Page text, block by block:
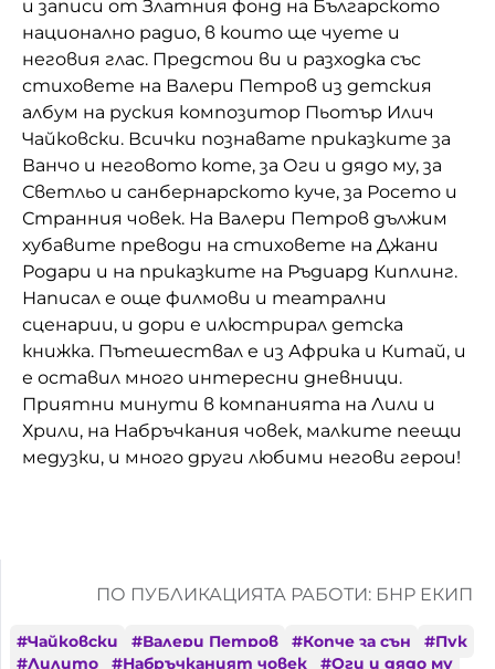
Домашен любимец
Питаме Ви
До ре ми
и записи от Златния фонд на Българското
национално радио, в които ще чуете и
неговия глас. Предстои ви и разходка със
стиховете на Валери Петров из детския
албум на руския композитор Пьотър Илич
Чайковски. Всички познавате приказките за
Ванчо и неговото коте, за Оги и дядо му, за
Светльо и санбернарското куче, за Росето и
Странния човек. На Валери Петров дължим
хубавите преводи на стиховете на Джани
Родари и на приказките на Ръдиард Киплинг.
Написал е още филмови и театрални
сценарии, и дори е илюстрирал детска
книжка. Пътешествал е из Африка и Китай, и
е оставил много интересни дневници.
Приятни минути в компанията на Лили и
Хрили, на Набръчкания човек, малките пеещи
медузки, и много други любими негови герои!
ПО ПУБЛИКАЦИЯТА РАБОТИ: БНР ЕКИП
#Чайковски #Валери Петров #Копче за сън #Пук
#Лилито #Набръчканият човек #Оги и дядо му